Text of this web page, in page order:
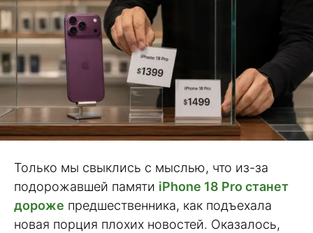
Только мы свыклись с мыслью, что из-за
подорожавшей памяти iPhone 18 Pro станет
дороже предшественника, как подъехала
новая порция плохих новостей. Оказалось,